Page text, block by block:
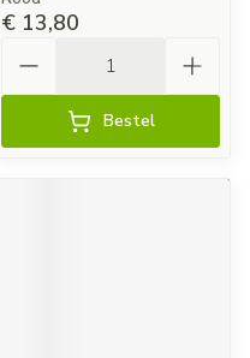
€ 13,80
Bestel